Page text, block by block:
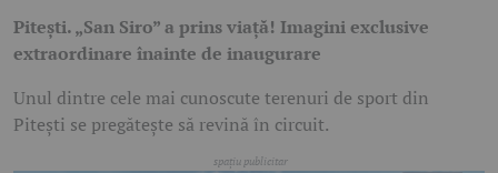
Pitești. „San Siro” a prins viață! Imagini exclusive
extraordinare înainte de inaugurare
Unul dintre cele mai cunoscute terenuri de sport din
Pitești se pregătește să revină în circuit.